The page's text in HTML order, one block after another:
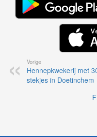
Vorige
Hennepkwekerij met
stekjes in Doetinchem